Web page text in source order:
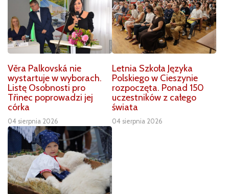
Věra Palkovská nie
wystartuje w wyborach.
Listę Osobnosti pro
Třinec poprowadzi jej
córka
04 sierpnia 2026
Letnia Szkoła Języka
Polskiego w Cieszynie
rozpoczęta. Ponad 150
uczestników z całego
świata
04 sierpnia 2026